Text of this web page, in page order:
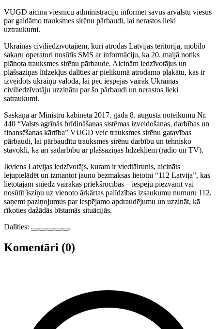
VUGD aicina viesnīcu administrāciju informēt savus ārvalstu viesus
par gaidāmo trauksmes sirēnu pārbaudi, lai nerastos lieki
uztraukumi.
Ukrainas civiliedzīvotājiem, kuri atrodas Latvijas teritorijā, mobilo
sakaru operatori nosūtīs SMS ar informāciju, ka 20. maijā notiks
plānota trauksmes sirēnu pārbaude. Aicinām iedzīvotājus un
plašsaziņas līdzekļus dalīties ar pielikumā atrodamo plakātu, kas ir
izveidots ukraiņu valodā, lai pēc iespējas vairāk Ukrainas
civiliedzīvotāju uzzinātu par šo pārbaudi un nerastos lieki
satraukumi.
Saskaņā ar Ministru kabineta 2017. gada 8. augusta noteikumu Nr.
440 “Valsts agrīnās brīdināšanas sistēmas izveidošanas, darbības un
finansēšanas kārtība” VUGD veic trauksmes sirēnu gatavības
pārbaudi, lai pārbaudītu trauksmes sirēnu darbību un tehnisko
stāvokli, kā arī sadarbību ar plašsaziņas līdzekļiem (radio un TV).
Ikviens Latvijas iedzīvotājs, kuram ir viedtālrunis, aicināts
lejupielādēt un izmantot jauno bezmaksas lietotni “112 Latvija”, kas
lietotājam sniedz vairākas priekšrocības – iespēju piezvanīt vai
nosūtīt īsziņu uz vienoto ārkārtas palīdzības izsaukumu numuru 112,
saņemt paziņojumus par iespējamo apdraudējumu un uzzināt, kā
rīkoties dažādās bīstamās situācijās.
Dalīties:
Komentāri (0)